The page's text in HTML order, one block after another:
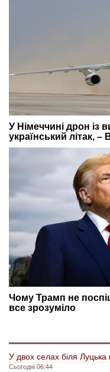
У двох селах біля
Сьогодні 06:44